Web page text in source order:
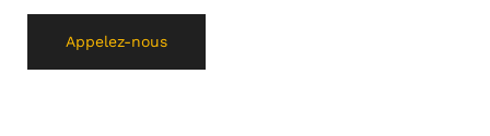
Appelez-nous